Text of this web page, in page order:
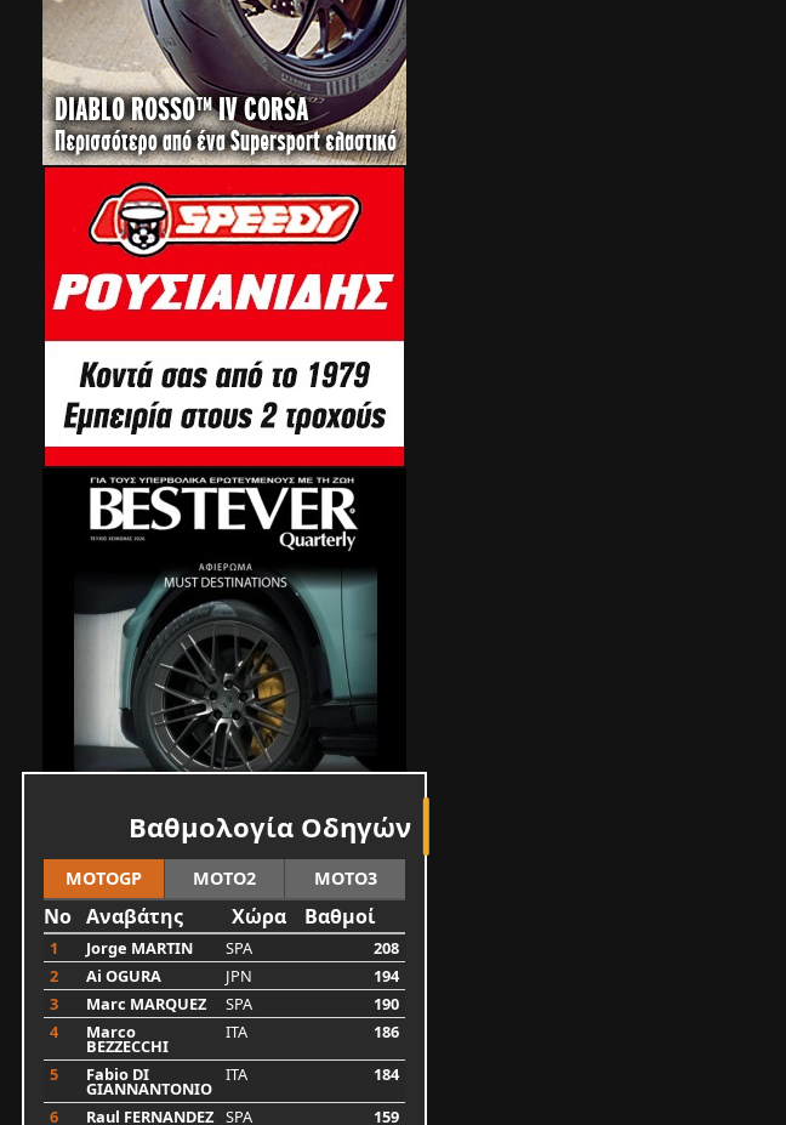
Βαθμολογία Οδηγών
MOTOGP MOTO2 MOTO3
No Αναβάτης Χώρα Βαθμοί
1 Jorge MARTIN SPA
208
2
Ai OGURA JPN
194
3
Marc MARQUEZ SPA
190
4
Marco
BEZZECCHI
ITA
186
5
Fabio DI
GIANNANTONIO
ITA
184
6
Raul FERNANDEZ SPA 159